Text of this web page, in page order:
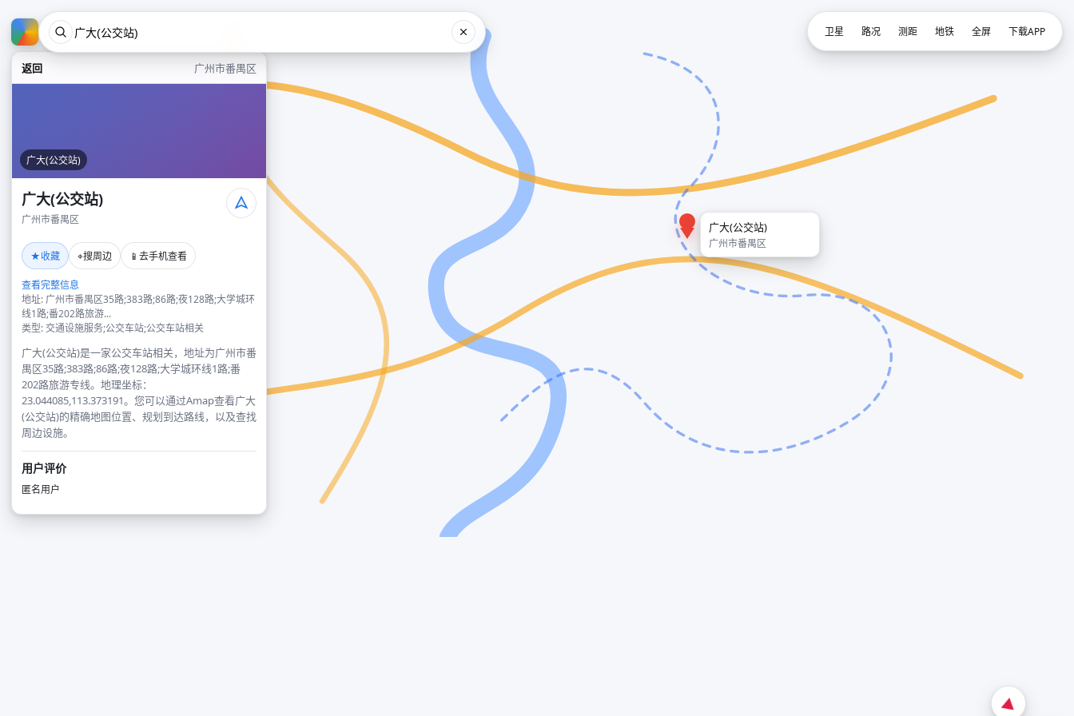
返回 广州市番禺区
广大(公交站)
广大(公交站)
广州市番禺区
★收藏 ⌖搜周边 📱 去手机查看
查看完整信息
地址: 广州市番禺区35路;383路;86路;夜128路;大学城环
线1路;番202路旅游...
类型: 交通设施服务;公交车站;公交车站相关
广大(公交站)是一家公交车站相关，地址为广州市番
禺区35路;383路;86路;夜128路;大学城环线1路;番
202路旅游专线。地理坐标：
23.044085,113.373191。您可以通过Amap查看广大
(公交站)的精确地图位置、规划到达路线，以及查找
周边设施。
用户评价
匿名用户
广大(公交站)
广州市番禺区
卫星 路况 测距 地铁 全屏 下载APP